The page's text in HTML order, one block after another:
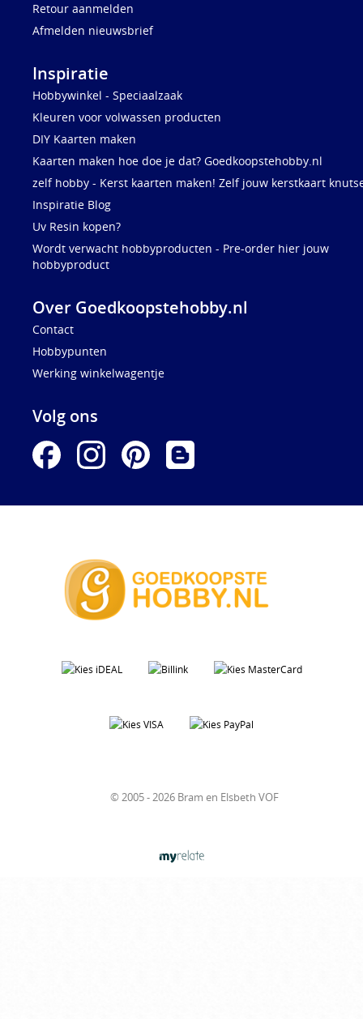
Retour aanmelden
Afmelden nieuwsbrief
Inspiratie
Hobbywinkel - Speciaalzaak
Kleuren voor volwassen producten
DIY Kaarten maken
Kaarten maken hoe doe je dat? Goedkoopstehobby.nl
zelf hobby - Kerst kaarten maken! Zelf jouw kerstkaart
Inspiratie Blog
Uv Resin kopen?
Wordt verwacht hobbyproducten - Pre-order hier jouw
hobbyproduct
Over Goedkoopstehobby.nl
Contact
Hobbypunten
Werking winkelwagentje
Volg ons
© 2005 - 2026 Bram en Elsbeth VOF